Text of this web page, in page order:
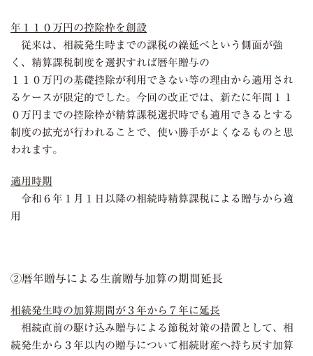
年１１０万円の控除枠を創設
従来は、相続発生時までの課税の繰延べという側面が強
く、精算課税制度を選択すれば暦年贈与の
１１０万円の基礎控除が利用できない等の理由から適用され
るケースが限定的でした。今回の改正では、新たに年間１１
０万円までの控除枠が精算課税選択時でも適用できるとする
制度の拡充が行われることで、使い勝手がよくなるものと思
われます。
適用時期
令和６年１月１日以降の相続時精算課税による贈与から適
用
②暦年贈与による生前贈与加算の期間延長
相続発生時の加算期間が３年から７年に延長
相続直前の駆け込み贈与による節税対策の措置として、相
続発生から３年以内の贈与について相続財産へ持ち戻す加算